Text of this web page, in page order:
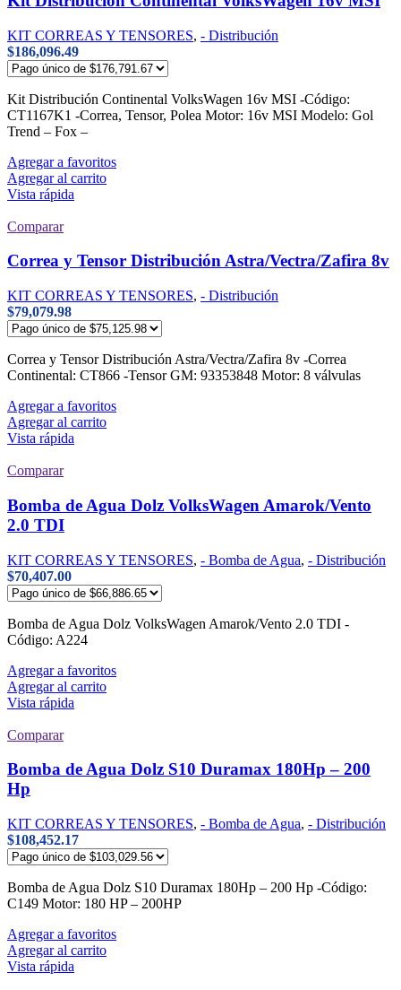
KIT CORREAS Y TENSORES, - Distribución
$186,096.49
Kit Distribución Continental VolksWagen 16v MSI -Código:
CT1167K1 -Correa, Tensor, Polea Motor: 16v MSI Modelo: Gol
Trend – Fox –
Agregar a favoritos
Agregar al carrito
Vista rápida
Comparar
Correa y Tensor Distribución Astra/Vectra/Zafira 8v
KIT CORREAS Y TENSORES, - Distribución
$79,079.98
Correa y Tensor Distribución Astra/Vectra/Zafira 8v -Correa
Continental: CT866 -Tensor GM: 93353848 Motor: 8 válvulas
Agregar a favoritos
Agregar al carrito
Vista rápida
Comparar
Bomba de Agua Dolz VolksWagen Amarok/Vento
2.0 TDI
KIT CORREAS Y TENSORES, - Bomba de Agua, - Distribución
$70,407.00
Bomba de Agua Dolz VolksWagen Amarok/Vento 2.0 TDI -
Código: A224
Agregar a favoritos
Agregar al carrito
Vista rápida
Comparar
Bomba de Agua Dolz S10 Duramax 180Hp – 200
Hp
KIT CORREAS Y TENSORES, - Bomba de Agua, - Distribución
$108,452.17
Bomba de Agua Dolz S10 Duramax 180Hp – 200 Hp -Código:
C149 Motor: 180 HP – 200HP
Agregar a favoritos
Agregar al carrito
Vista rápida